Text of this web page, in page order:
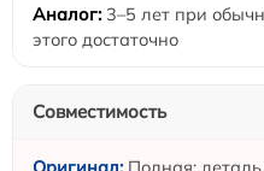
3–5 лет при
этого достаточно
Совместимость